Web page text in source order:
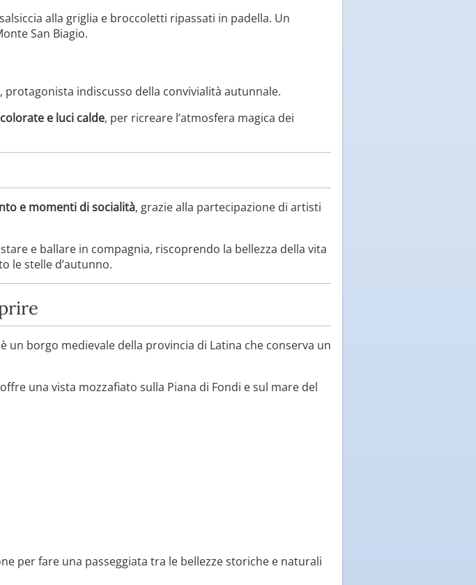
alla griglia e broccoletti ripassati in padella. Un
San Biagio.
indiscusso della convivialità autunnale.
e luci calde, per ricreare l’atmosfera magica dei
e momenti di socialità, grazie alla partecipazione di artisti
e ballare in compagnia, riscoprendo la bellezza della vita
le stelle d’autunno.
è un borgo medievale della provincia di Latina che conserva un
una vista mozzafiato sulla Piana di Fondi e sul mare del
per fare una passeggiata tra le bellezze storiche e naturali